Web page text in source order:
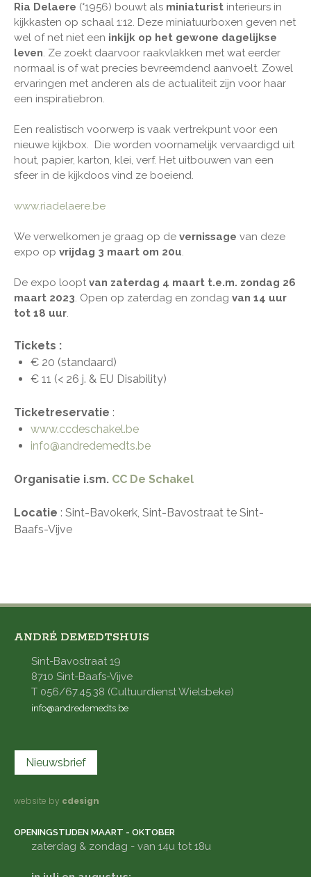
Ria Delaere (°1956) bouwt als miniaturist interieurs in
kijkkasten op schaal 1:12. Deze miniatuurboxen geven net
wel of net niet een inkijk op het gewone dagelijkse
leven. Ze zoekt daarvoor raakvlakken met wat eerder
normaal is of wat precies bevreemdend aanvoelt. Zowel
ervaringen met anderen als de actualiteit zijn voor haar
een inspiratiebron.
Een realistisch voorwerp is vaak vertrekpunt voor een
nieuwe kijkbox. Die worden voornamelijk vervaardigd uit
hout, papier, karton, klei, verf. Het uitbouwen van een
sfeer in de kijkdoos vind ze boeiend.
www.riadelaere.be
We verwelkomen je graag op de vernissage van deze
expo op vrijdag 3 maart om 20u.
De expo loopt van zaterdag 4 maart t.e.m. zondag 26
maart 2023. Open op zaterdag en zondag van 14 uur
tot 18 uur.
Tickets :
€ 20 (standaard)
€ 11 (< 26 j. & EU Disability)
Ticketreservatie :
www.ccdeschakel.be
info@andredemedts.be
Organisatie i.sm. CC De Schakel
Locatie : Sint-Bavokerk, Sint-Bavostraat te Sint-
Baafs-Vijve
ANDRÉ DEMEDTSHUIS
Sint-Bavostraat 19
8710 Sint-Baafs-Vijve
T 056/67.45.38 (Cultuurdienst Wielsbeke)
info@andredemedts.be
Nieuwsbrief
website by cdesign
OPENINGSTIJDEN MAART - OKTOBER
zaterdag & zondag - van 14u tot 18u